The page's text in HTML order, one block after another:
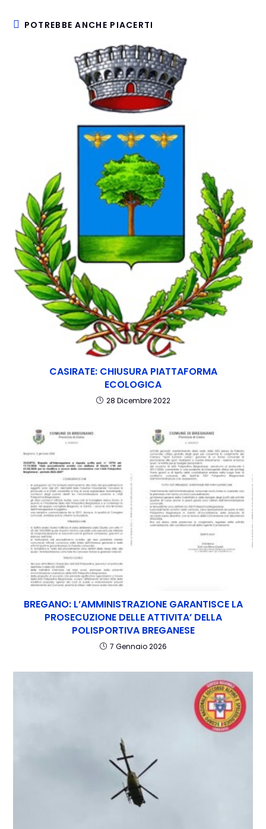
POTREBBE ANCHE PIACERTI
CASIRATE: CHIUSURA PIATTAFORMA
ECOLOGICA
28 Dicembre 2022
BREGANO: L’AMMINISTRAZIONE GARANTISCE LA
PROSECUZIONE DELLE ATTIVITA’ DELLA
POLISPORTIVA BREGANESE
7 Gennaio 2026